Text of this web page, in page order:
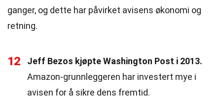
ganger, og dette har påvirket avisens økonomi og
retning.
12
Jeff Bezos kjøpte Washington Post i 2013.
Amazon-grunnleggeren har investert mye i
avisen for å sikre dens fremtid.